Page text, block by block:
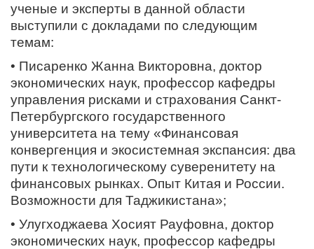
ученые и эксперты в данной области
выступили с докладами по следующим
темам:
• Писаренко Жанна Викторовна, доктор
экономических наук, профессор кафедры
управления рисками и страхования Санкт-
Петербургского государственного
университета на тему «Финансовая
конвергенция и экосистемная экспансия: два
пути к технологическому суверенитету на
финансовых рынках. Опыт Китая и России.
Возможности для Таджикистана»;
• Улугходжаева Хосият Рауфовна, доктор
экономических наук, профессор кафедры